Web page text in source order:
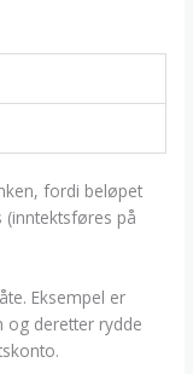
fordi beløpet
(inntektsføres på
Eksempel er
og deretter rydde